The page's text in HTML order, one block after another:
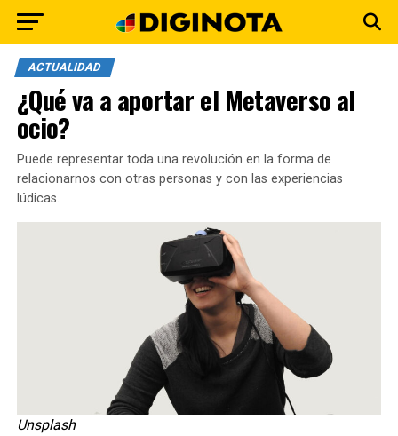
ACTUALIDAD
¿Qué va a aportar el Metaverso al
ocio?
Puede representar toda una revolución en la forma de
relacionarnos con otras personas y con las experiencias
lúdicas.
Unsplash